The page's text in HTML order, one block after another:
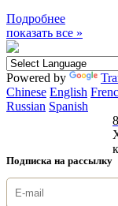
Подробнее
показать все »
Powered by
Chinese English
Russian Spanish
Подписка на рассылку